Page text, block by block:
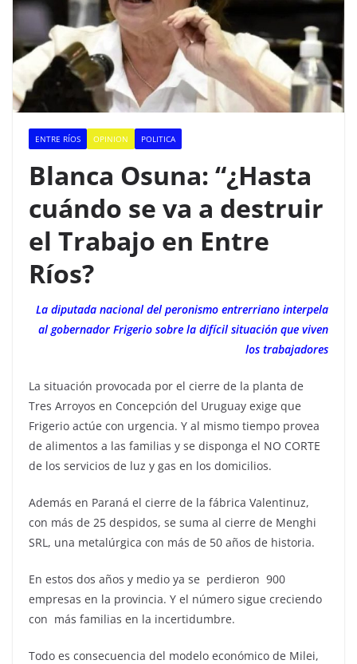
ENTRE RÍOS OPINION POLITICA
Blanca Osuna: “¿Hasta
cuándo se va a destruir
el Trabajo en Entre
Ríos?
La diputada nacional del peronismo entrerriano interpela
al gobernador Frigerio sobre la difícil situación que viven
los trabajadores
La situación provocada por el cierre de la planta de
Tres Arroyos en Concepción del Uruguay exige que
Frigerio actúe con urgencia. Y al mismo tiempo provea
de alimentos a las familias y se disponga el NO CORTE
de los servicios de luz y gas en los domicilios.
Además en Paraná el cierre de la fábrica Valentinuz,
con más de 25 despidos, se suma al cierre de Menghi
SRL, una metalúrgica con más de 50 años de historia.
En estos dos años y medio ya se perdieron 900
empresas en la provincia. Y el número sigue creciendo
con más familias en la incertidumbre.
Todo es consecuencia del modelo económico de Milei,